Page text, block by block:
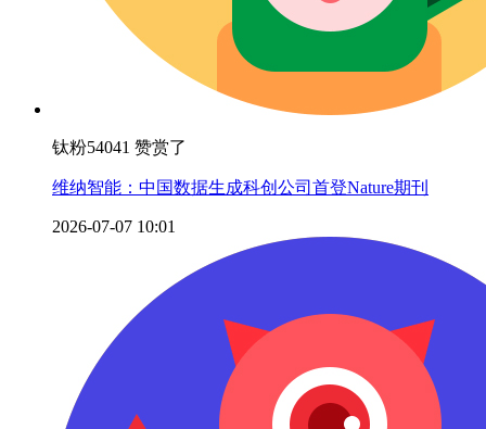
钛粉54041 赞赏了
维纳智能：中国数据生成科创公司首登Nature期刊
2026-07-07 10:01